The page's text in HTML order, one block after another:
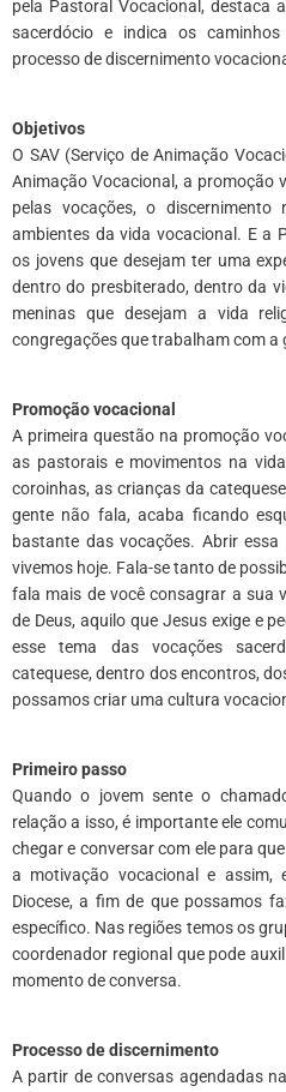
pela Pastoral Vocacional, destaca
sacerdócio e indica os
processo de discernimento
Objetivos
O SAV (Serviço de Animação
Animação Vocacional, a promoção
pelas vocações, o
ambientes da vida vocacional. E a
os jovens que desejam ter uma
dentro do presbiterado, dentro da
meninas que desejam a vida
congregações que trabalham com a
Promoção vocacional
A primeira questão na promoção
as pastorais e movimentos na
coroinhas, as crianças da
gente não fala, acaba ficando
bastante das vocações. Abrir
vivemos hoje. Fala-se tanto de
fala mais de você consagrar a sua
de Deus, aquilo que Jesus exige e
esse tema das vocações
catequese, dentro dos encontros,
possamos criar uma cultura
Primeiro passo
Quando o jovem sente o
relação a isso, é importante ele
chegar e conversar com ele para
a motivação vocacional e assim,
Diocese, a fim de que possamos
específico. Nas regiões temos os
coordenador regional que pode
momento de conversa.
Processo de discernimento
A partir de conversas agendadas